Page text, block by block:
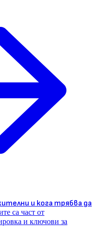
и кога трябва да
са част от
и ключови за